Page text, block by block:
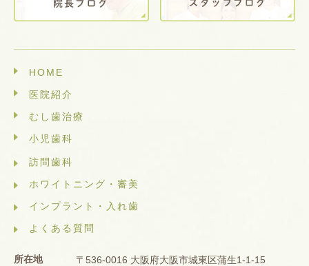
HOME
医院紹介
むし歯治療
小児歯科
訪問歯科
ホワイトニング・審美
インプラント・入れ歯
よくある質問
所在地 〒536-0016 大阪府大阪市城東区蒲生1-1-15